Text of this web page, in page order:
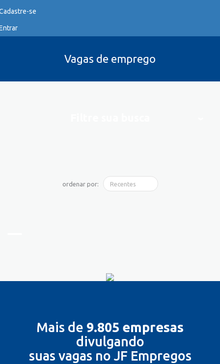
se
Vagas de emprego
ordenar por:
Mais de 9.805 empresas
divulgando
suas vagas no JF Empregos